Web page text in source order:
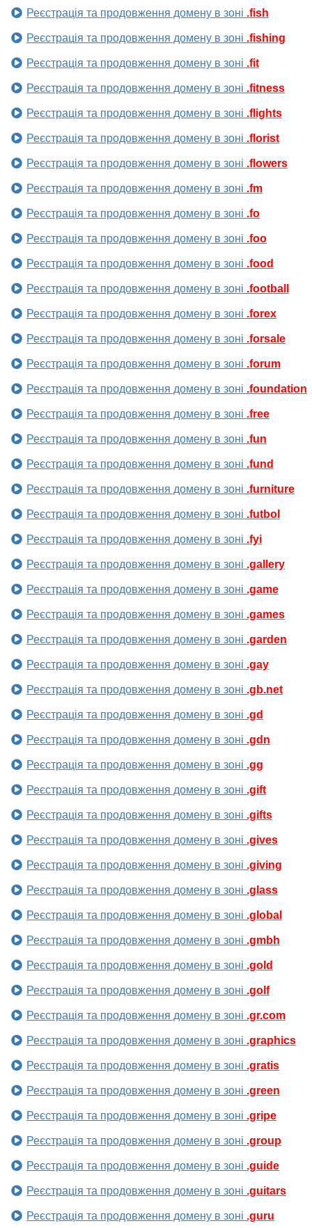
Реєстрація та продовження домену в зоні .fish
Реєстрація та продовження домену в зоні .fishing
Реєстрація та продовження домену в зоні .fit
Реєстрація та продовження домену в зоні .fitness
Реєстрація та продовження домену в зоні .flights
Реєстрація та продовження домену в зоні .florist
Реєстрація та продовження домену в зоні .flowers
Реєстрація та продовження домену в зоні .fm
Реєстрація та продовження домену в зоні .fo
Реєстрація та продовження домену в зоні .foo
Реєстрація та продовження домену в зоні .food
Реєстрація та продовження домену в зоні .football
Реєстрація та продовження домену в зоні .forex
Реєстрація та продовження домену в зоні .forsale
Реєстрація та продовження домену в зоні .forum
Реєстрація та продовження домену в зоні .foundation
Реєстрація та продовження домену в зоні .free
Реєстрація та продовження домену в зоні .fun
Реєстрація та продовження домену в зоні .fund
Реєстрація та продовження домену в зоні .furniture
Реєстрація та продовження домену в зоні .futbol
Реєстрація та продовження домену в зоні .fyi
Реєстрація та продовження домену в зоні .gallery
Реєстрація та продовження домену в зоні .game
Реєстрація та продовження домену в зоні .games
Реєстрація та продовження домену в зоні .garden
Реєстрація та продовження домену в зоні .gay
Реєстрація та продовження домену в зоні .gb.net
Реєстрація та продовження домену в зоні .gd
Реєстрація та продовження домену в зоні .gdn
Реєстрація та продовження домену в зоні .gg
Реєстрація та продовження домену в зоні .gift
Реєстрація та продовження домену в зоні .gifts
Реєстрація та продовження домену в зоні .gives
Реєстрація та продовження домену в зоні .giving
Реєстрація та продовження домену в зоні .glass
Реєстрація та продовження домену в зоні .global
Реєстрація та продовження домену в зоні .gmbh
Реєстрація та продовження домену в зоні .gold
Реєстрація та продовження домену в зоні .golf
Реєстрація та продовження домену в зоні .gr.com
Реєстрація та продовження домену в зоні .graphics
Реєстрація та продовження домену в зоні .gratis
Реєстрація та продовження домену в зоні .green
Реєстрація та продовження домену в зоні .gripe
Реєстрація та продовження домену в зоні .group
Реєстрація та продовження домену в зоні .guide
Реєстрація та продовження домену в зоні .guitars
Реєстрація та продовження домену в зоні .guru